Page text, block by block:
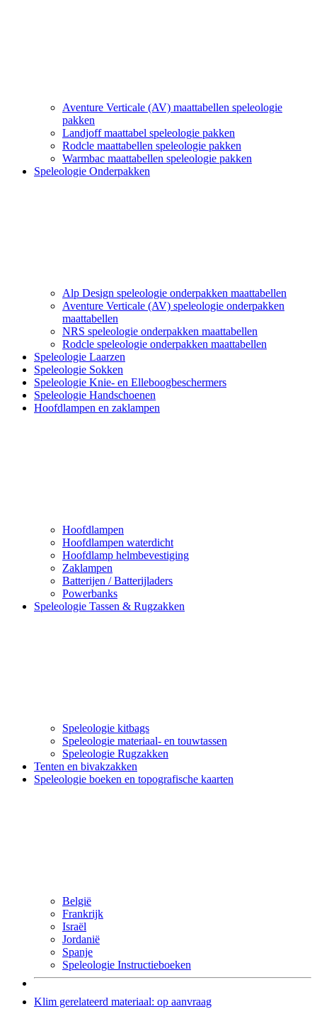
Aventure Verticale (AV) maattabellen speleologie
pakken
Landjoff maattabel speleologie pakken
Rodcle maattabellen speleologie pakken
Warmbac maattabellen speleologie pakken
Speleologie Onderpakken
Alp Design speleologie onderpakken maattabellen
Aventure Verticale (AV) speleologie onderpakken
maattabellen
NRS speleologie onderpakken maattabellen
Rodcle speleologie onderpakken maattabellen
Speleologie Laarzen
Speleologie Sokken
Speleologie Knie- en Elleboogbeschermers
Speleologie Handschoenen
Hoofdlampen en zaklampen
Hoofdlampen
Hoofdlampen waterdicht
Hoofdlamp helmbevestiging
Zaklampen
Batterijen / Batterijladers
Powerbanks
Speleologie Tassen & Rugzakken
Speleologie kitbags
Speleologie materiaal- en touwtassen
Speleologie Rugzakken
Tenten en bivakzakken
Speleologie boeken en topografische kaarten
België
Frankrijk
Israël
Jordanië
Spanje
Speleologie Instructieboeken
Klim gerelateerd materiaal: op aanvraag